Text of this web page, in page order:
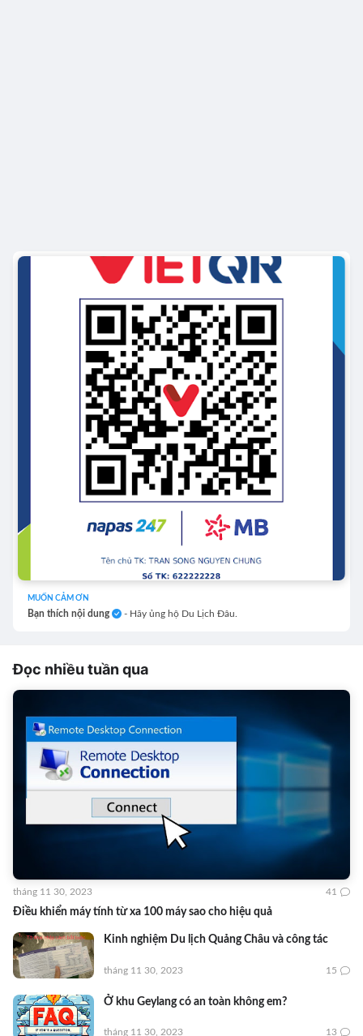
MUỐN CẢM ƠN
Bạn thích nội dung - Hãy ủng hộ Du Lịch Đâu.
Đọc nhiều tuần qua
Điều khiển máy tính từ xa 100 máy sao cho hiệu quả
tháng 11 30, 2023 41
Kinh nghiệm Du lịch Quảng Châu và công tác
tháng 11 30, 2023 15
Ở khu Geylang có an toàn không em?
tháng 11 30, 2023 13